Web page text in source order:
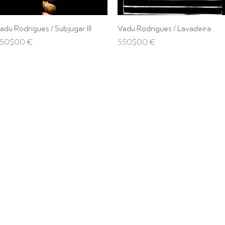
Visualização rápida
Rodrigues / Subjugar III
€
Visualização rápida
Vadu Rodrigues / Lavadeira
Preço
550$00 €